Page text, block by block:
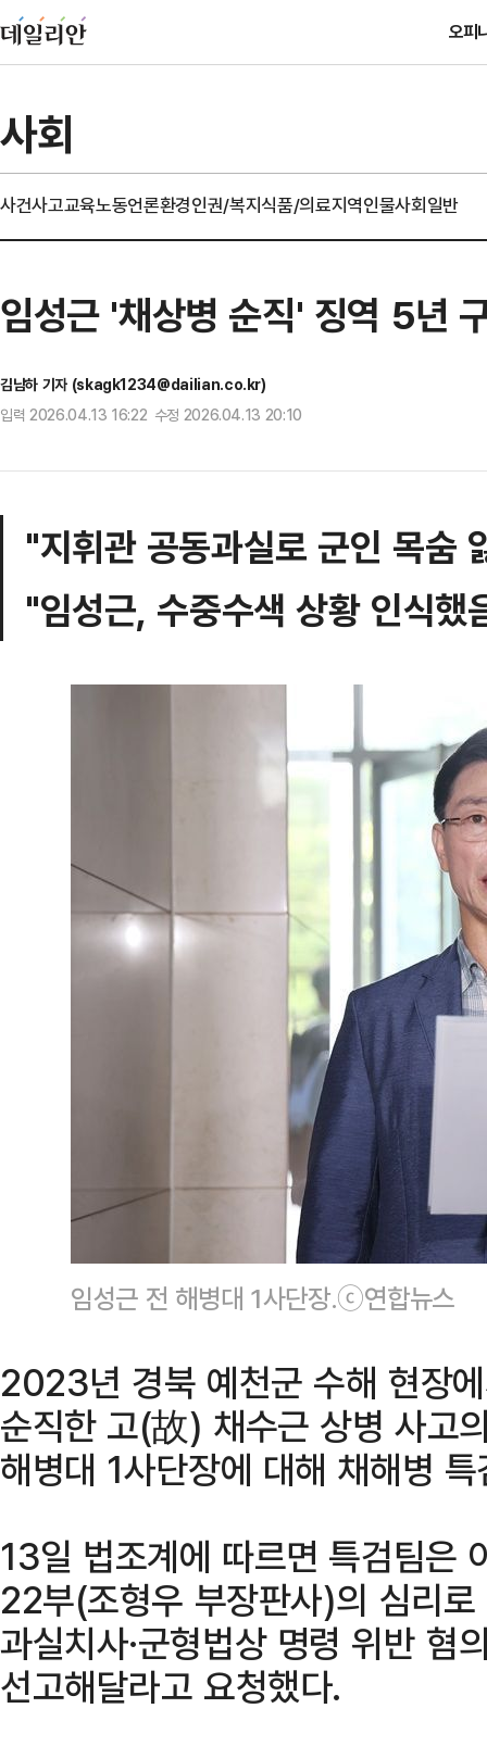
오피
사회
사건사고교육노동언론환경인권/복지식품/의료지역인물사회일반
임성근 '채상병 순직' 징역 5년
김남하 기자 (skagk1234@dailian.co.kr)
입력 2026.04.13 16:22 수정 2026.04.13 20:10
"지휘관 공동과실로 군인 목숨
"임성근, 수중수색 상황 인식했
임성근 전 해병대 1사단장.ⓒ연합뉴스
2023년 경북 예천군 수해 현장
순직한 고(故) 채수근 상병 사고
해병대 1사단장에 대해 채해병
13일 법조계에 따르면 특검팀은
22부(조형우 부장판사)의 심리
과실치사·군형법상 명령 위반 혐
선고해달라고 요청했다.